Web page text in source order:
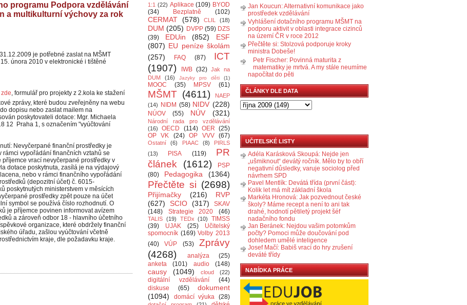
programu Podpora vzdělávání
a multikulturní výchovy za rok
je potřebné zaslat na MŠMT
února 2010 v elektronické i tištěné
zde, formulář pro projekty z 2.kola ke stažení
zprávy, které budou zveřejněny na webu
dopisu nebo zaslat mailem na
poskytovateli dotace: Mgr. Michaela
12 Praha 1, s označením "vyúčtování
Nevyčerpané finanční prostředky je
vypořádání finančních vztahů se
vrací nevyčerpané prostředky v
dotace poskytnuta, zasílá je na výdajový
nebo v rámci finančního vypořádání
(depozitní účet) č. 6015-
poskytnutých ministerstvem v měsících
prostředky zpět pouze na účet
symbol se používá číslo rozhodnutí. O
je příjemce povinen informovat avízem
a zároveň odbor 18 - hlavního účetního
organizace, které obdržely finanční
úřadu, zašlou vyúčtování včetně
kraje, dle požadavku kraje.
1:1 (22) Aplikace (109) BYOD
(34)
Bezplatně (102)
CERMAT (578) CLIL (18)
DUM (205) DVPP (59) DZS
(39)
EDUin (852)
ESF
(807) EU peníze školám
(257)
FAQ (87)
ICT
(1907)
IWB (32) Jak na
DUM
(16) Jazyky pro děti (1)
MOOC (35) MPSV (61)
MŠMT (4611)
NAEP
(14)
NIDM (58) NIDV (228)
NÚOV (55) NÚV (321)
Národní rada pro vzdělávání
(16)
OECD (114) OER (25)
OP VK
(24) OP VVV (67)
Ostatní (6) PIAAC (8)
PIRLS
(13)
PISA (119)
PR
článek
(1612)
PSP
(80)
Pedagogika (1364)
Přečtěte si (2698)
Přijímačky (216)
RVP
(627)
SCIO (317)
SKAV
(148)
Strategie 2020 (46)
TALIS (19) TEDx (10)
TIMSS
(39)
UJAK (25)
Učitelský
spomocník (169) Volby 2013
(40)
VÚP (53)
Zprávy
(4268)
analýza
(25)
anketa
(101) audio (148)
causy (1049) cloud (22)
digitální vzdělávání
(44)
diskuse
(65)
dokument
(1094)
domácí výuka (28)
Jan Koucun: Alternativní komunikace jako
prostředek vzdělávání
Vyhlášení dotačního programu MŠMT na
podporu aktivit v oblasti integrace cizinců
na území ČR v roce 2012
Přečtěte si: Stolzová podporuje kroky
ministra Dobeše!
Petr Fischer: Povinná maturita z
matematiky je mrtvá. A my stále neumíme
napočítat do pěti
ČLÁNKY DLE DATA
UČITELSKÉ LISTY
Adéla Karásková Skoupá: Nejde jen
„ušmiknout“ devátý ročník. Mělo by to obří
negativní důsledky, varuje sociolog před
návrhem SPD
Pavel Mentlík: Devátá třída (první část):
Kolik let má mít základní škola
Markéta Hronová: Jak pozvednout české
školy? Máme recept a není to ani tak
drahé, hodnotí pětiletý projekt šéf
nadačního fondu
Jan Beránek: Nejdou vašim potomkům
počty? Pomoci může doučování pod
dohledem umělé inteligence
Josef Mačí: Babiš vrací do hry zrušení
deváté třídy
NABÍDKA PRÁCE